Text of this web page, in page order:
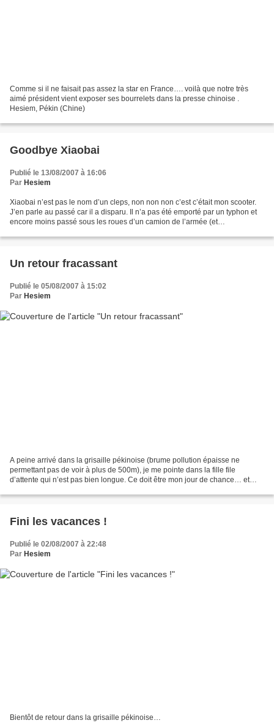
Comme si il ne faisait pas assez la star en France…. voilà que notre très
aimé président vient exposer ses bourrelets dans la presse chinoise .
Hesiem, Pékin (Chine)
Goodbye Xiaobai
Publié le 13/08/2007 à 16:06
Par Hesiem
Xiaobai n’est pas le nom d’un cleps, non non non c’est c’était mon scooter.
J’en parle au passé car il a disparu. Il n’a pas été emporté par un typhon et
encore moins passé sous les roues d’un camion de l’armée (et
Un retour fracassant
Publié le 05/08/2007 à 15:02
Par Hesiem
A peine arrivé dans la grisaille pékinoise (brume pollution épaisse ne
permettant pas de voir à plus de 500m), je me pointe dans la fille file
d’attente qui n’est pas bien longue. Ce doit être mon jour de chance… et
Fini les vacances !
Publié le 02/08/2007 à 22:48
Par Hesiem
Bientôt de retour dans la grisaille pékinoise…